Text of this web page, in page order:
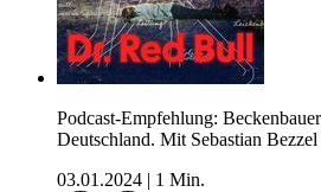
Podcast-Empfehlung:
Deutschland. Mit Sebastian Bezzel
03.01.2024
1 Min.